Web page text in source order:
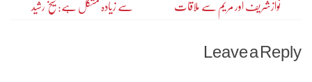
navigation
نوازشریف اور مریم سے ملاقات سے زیادہ مشکل ہے: شیخ رشید
Leave a Reply